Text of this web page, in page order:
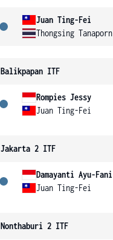
Juan Ting-Fei
Thongsing Tanaporn
Balikpapan ITF
Rompies Jessy
Juan Ting-Fei
Jakarta 2 ITF
Damayanti Ayu-Fani
Juan Ting-Fei
Nonthaburi 2 ITF